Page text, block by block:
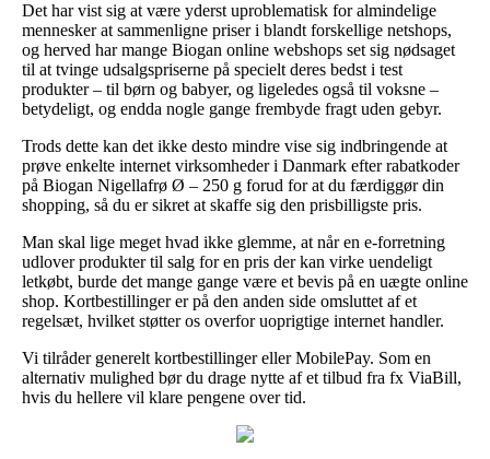
Det har vist sig at være yderst uproblematisk for almindelige
mennesker at sammenligne priser i blandt forskellige netshops,
og herved har mange Biogan online webshops set sig nødsaget
til at tvinge udsalgspriserne på specielt deres bedst i test
produkter – til børn og babyer, og ligeledes også til voksne –
betydeligt, og endda nogle gange frembyde fragt uden gebyr.
Trods dette kan det ikke desto mindre vise sig indbringende at
prøve enkelte internet virksomheder i Danmark efter rabatkoder
på Biogan Nigellafrø Ø – 250 g forud for at du færdiggør din
shopping, så du er sikret at skaffe sig den prisbilligste pris.
Man skal lige meget hvad ikke glemme, at når en e-forretning
udlover produkter til salg for en pris der kan virke uendeligt
letkøbt, burde det mange gange være et bevis på en uægte online
shop. Kortbestillinger er på den anden side omsluttet af et
regelsæt, hvilket støtter os overfor uoprigtige internet handler.
Vi tilråder generelt kortbestillinger eller MobilePay. Som en
alternativ mulighed bør du drage nytte af et tilbud fra fx ViaBill,
hvis du hellere vil klare pengene over tid.